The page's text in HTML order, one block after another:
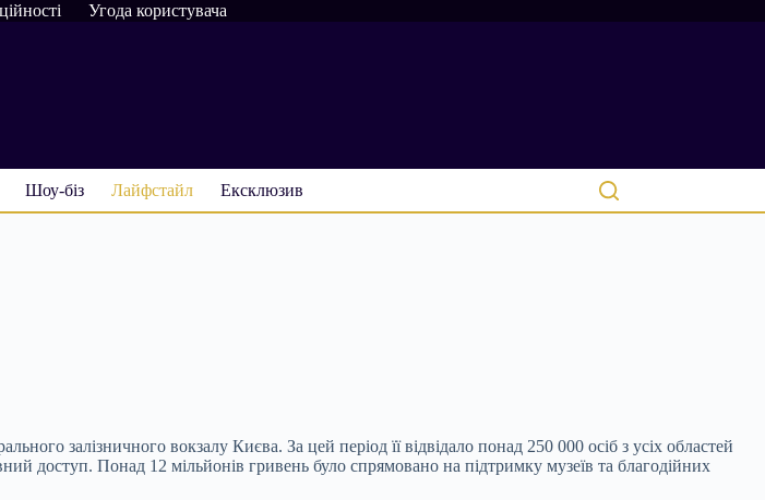
Угода користувача
Шоу-біз Лайфстайл Ексклюзив
залізничного вокзалу Києва. За цей період її відвідало понад 250 000 осіб з усіх областей
доступ. Понад 12 мільйонів гривень було спрямовано на підтримку музеїв та благодійних